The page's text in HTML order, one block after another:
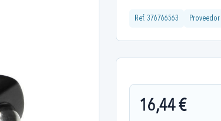
Ref.376766563 Proveedor
16,44 €